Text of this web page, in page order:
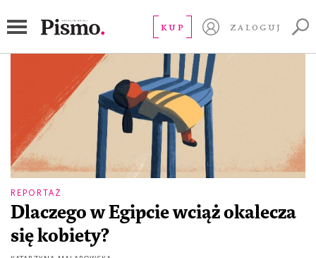
KUP ZALOGUJ
REPORTAŻ
Dlaczego w Egipcie wciąż okalecza
się kobiety?